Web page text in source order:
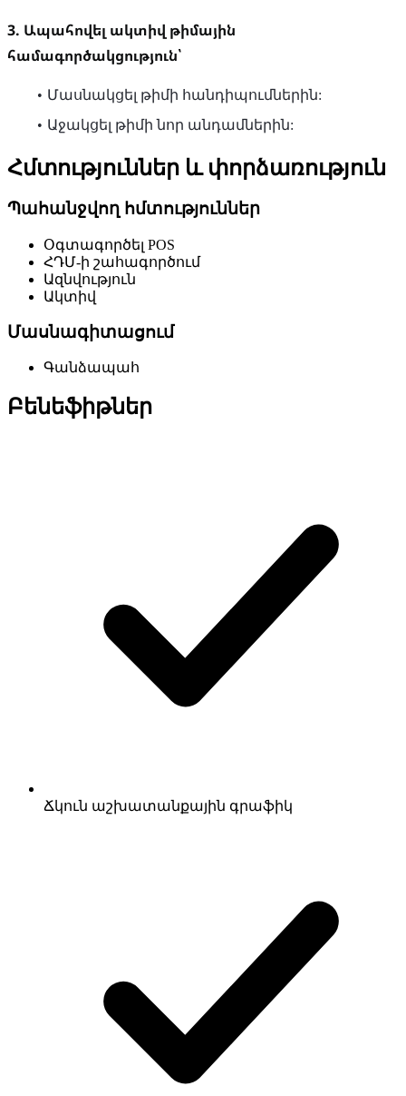
3. Ապահովել ակտիվ թիմային
համագործակցություն՝
Մասնակցել թիմի հանդիպումներին:
Աջակցել թիմի նոր անդամներին:
Հմտություններ և փորձառություն
Պահանջվող հմտություններ
Օգտագործել POS
ՀԴՄ-ի շահագործում
Ազնվություն
Ակտիվ
Մասնագիտացում
Գանձապահ
Բենեֆիթներ
Ճկուն աշխատանքային գրաֆիկ